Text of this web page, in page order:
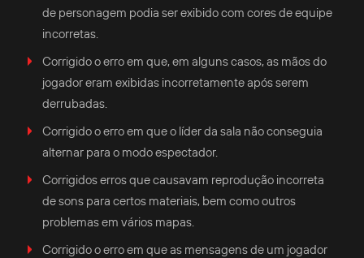
de personagem podia ser exibido com cores de equipe
incorretas.
Corrigido o erro em que, em alguns casos, as mãos do
jogador eram exibidas incorretamente após serem
derrubadas.
Corrigido o erro em que o líder da sala não conseguia
alternar para o modo espectador.
Corrigidos erros que causavam reprodução incorreta
de sons para certos materiais, bem como outros
problemas em vários mapas.
Corrigido o erro em que as mensagens de um jogador